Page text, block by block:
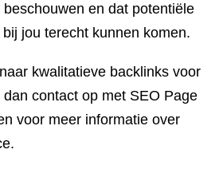
en dat potentiële
jou terecht kunnen komen.
kwalitatieve backlinks voor
contact op met SEO Page
voor meer informatie over